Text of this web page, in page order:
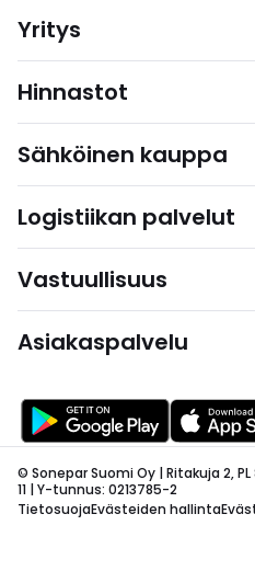
Yritys
Hinnastot
Sähköinen kauppa
Logistiikan palvelut
Vastuullisuus
Asiakaspalvelu
© Sonepar Suomi Oy | Ritakuja 2, PL
11 | Y-tunnus: 0213785-2
TietosuojaEvästeiden hallinta